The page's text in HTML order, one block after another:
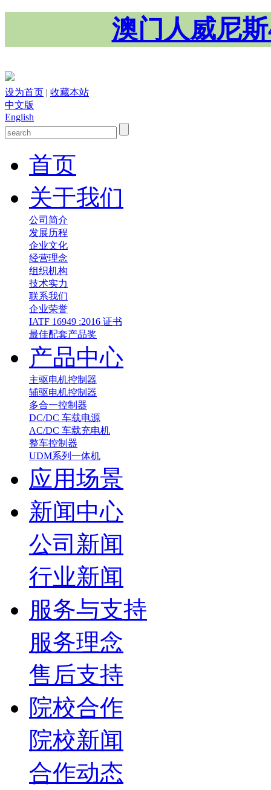
澳门人威尼
设为首页 | 收藏本站
中文版
English
首页
关于我们
公司简介
发展历程
企业文化
经营理念
组织机构
技术实力
联系我们
企业荣誉
IATF 16949 :2016 证书
最佳配套产品奖
产品中心
主驱电机控制器
辅驱电机控制器
多合一控制器
DC/DC 车载电源
AC/DC 车载充电机
整车控制器
UDM系列一体机
应用场景
新闻中心
公司新闻
行业新闻
服务与支持
服务理念
售后支持
院校合作
院校新闻
合作动态